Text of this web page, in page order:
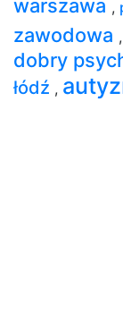
warszawa ,
zawodowa ,
dobry
łódź ,